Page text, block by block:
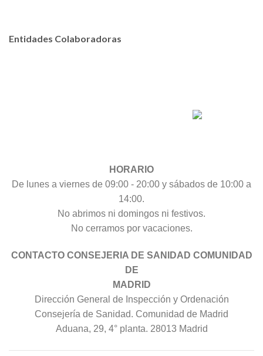
Entidades Colaboradoras
HORARIO
De lunes a viernes de 09:00 - 20:00 y sábados de 10:00 a
14:00.
No abrimos ni domingos ni festivos.
No cerramos por vacaciones.
CONTACTO CONSEJERIA DE SANIDAD COMUNIDAD
DE
MADRID
Dirección General de Inspección y Ordenación
Consejería de Sanidad. Comunidad de Madrid
Aduana, 29, 4° planta. 28013 Madrid